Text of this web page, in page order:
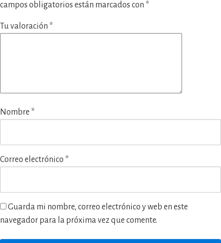
campos obligatorios están marcados con *
Tu valoración *
Nombre *
Correo electrónico *
Guarda mi nombre, correo electrónico y web en este
navegador para la próxima vez que comente.